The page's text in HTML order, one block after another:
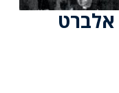
אלברט